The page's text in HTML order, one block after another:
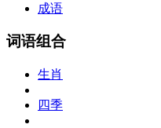
成语
词语组合
生肖
四季